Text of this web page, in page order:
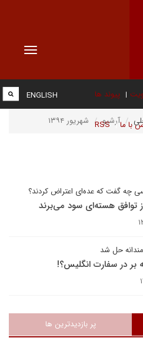
Toggle
پیوند ها
با ما RSS
ENGLISH
آرشیو شهریور ۱۳۹۴
چه گفت که عده‌ای اعتراض کردند؟
توافق هسته‌ای سود می‌برند
حل شد
بر در سفارت انگلیس؟!
پر بازدیدترین ها